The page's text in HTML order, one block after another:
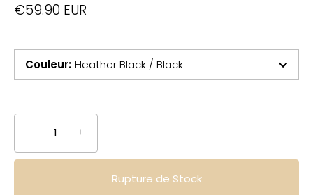
€59.90 EUR
Couleur: Heather Black / Black
− +
Rupture de Stock